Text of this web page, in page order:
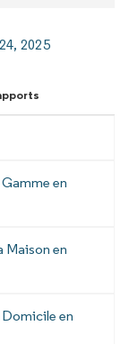
2025
en
Maison en
Domicile en